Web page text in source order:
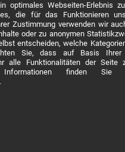
optimales Webseiten-Erlebnis
die für das Funktionieren
Zustimmung verwenden wir
oder zu anonymen
entscheiden, welche
Sie, dass auf Basis Ihrer
alle Funktionalitäten der Seite
finden Sie
.